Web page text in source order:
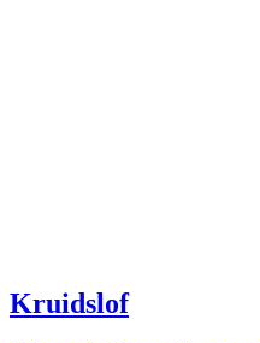
Kruidslof